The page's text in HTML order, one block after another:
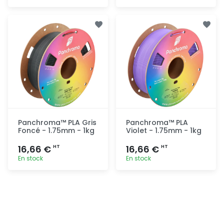
rapide
rapide
Panchroma™ PLA Gris
Foncé - 1.75mm - 1kg
16,66 € HT
En stock
Panchroma™ PLA
Violet - 1.75mm - 1kg
16,66 € HT
En stock